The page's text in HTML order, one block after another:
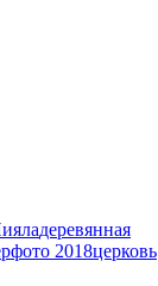
деревянная
фото 2018церковь